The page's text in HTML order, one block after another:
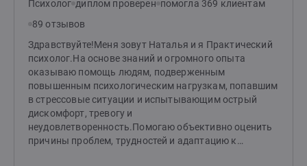
Психолог диплом проверен помогла 369 клиентам
89 отзывов
Здравствуйте!Меня зовут Наталья и я Практический
психолог.На основе знаний и огромного опыта
оказываю помощь людям, подверженным
повышенным психологическим нагрузкам, попавшим
в стрессовые ситуации и испытывающим острый
дискомфорт, тревогу и
неудовлетворенность.Помогаю объективно оценить
причины проблем, трудностей и адаптацию к